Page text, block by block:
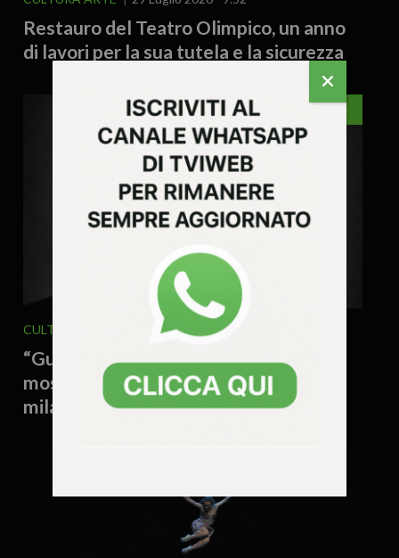
Restauro del Teatro Olimpico, un anno
di lavori per la sua tutela e la sicurezza
CULTURA ARTE EVENTI 27 Luglio 2026 - 17.42
“Guido Harari. Incontri”, si è chiusa la
mostra tra l’entusiasmo dei quasi 11
mila visitatori